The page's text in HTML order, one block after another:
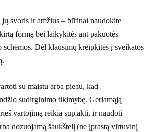
jų svoris ir amžius – būtinai naudokite
formą bei laikykitės ant pakuotės
schemos. Dėl klausimų kreipkitės į sveikatos
su maistu arba pienu, kad
sudirginimo tikimybę. Geriamąją
vartojimą reikia suplakti, ir naudoti
dozuojamą šaukštelį (ne įprastą virtuvinį